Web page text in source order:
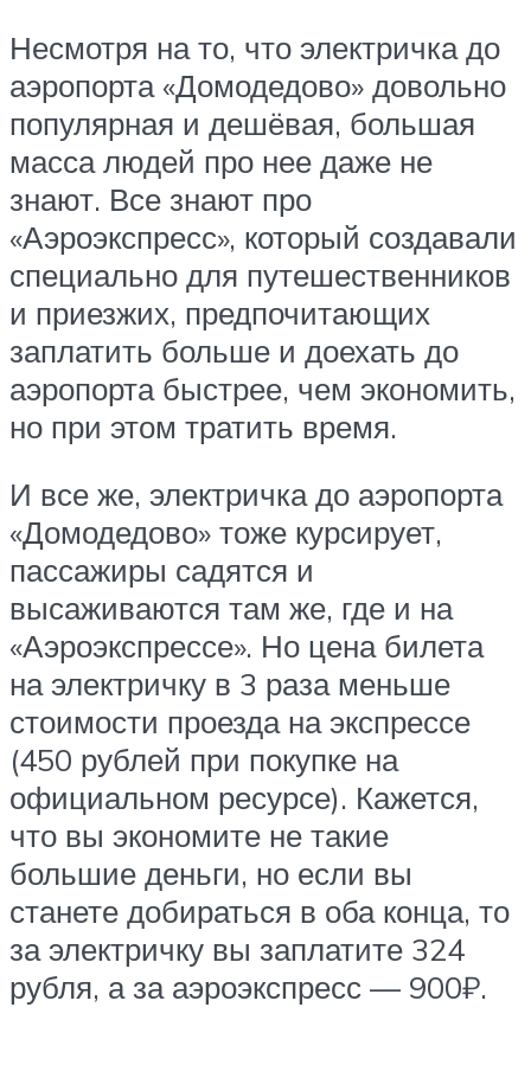
Несмотря на то, что электричка до
аэропорта «Домодедово» довольно
популярная и дешёвая, большая
масса людей про нее даже не
знают. Все знают про
«Аэроэкспресс», который создавали
специально для путешественников
и приезжих, предпочитающих
заплатить больше и доехать до
аэропорта быстрее, чем экономить,
но при этом тратить время.
И все же, электричка до аэропорта
«Домодедово» тоже курсирует,
пассажиры садятся и
высаживаются там же, где и на
«Аэроэкспрессе». Но цена билета
на электричку в 3 раза меньше
стоимости проезда на экспрессе
(450 рублей при покупке на
официальном ресурсе). Кажется,
что вы экономите не такие
большие деньги, но если вы
станете добираться в оба конца, то
за электричку вы заплатите 324
рубля, а за аэроэкспресс — 900₽.